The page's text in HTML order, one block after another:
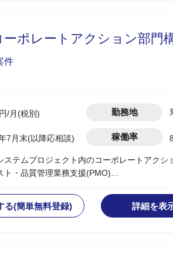
ポレートアクション部門
件
/月(税別) 勤務地
7月末(以降応相談) 稼働率
ステムプロジェクト内のコーポレートアク
ト・品質管理業務支援(PMO)
ステークホルダー)との合意形成調整
働率70％、2か月目以降稼働率100％
る(簡単無料登録) 詳細を表